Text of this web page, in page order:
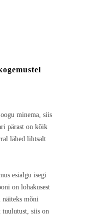
minema, siis
pärast on kõik
lähed lihtsalt
esialgu isegi
on lohakusest
näiteks mõni
tuulutust, siis on